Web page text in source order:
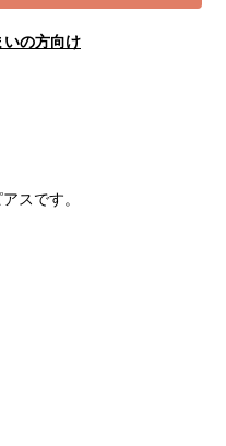
いの方向け
スです。